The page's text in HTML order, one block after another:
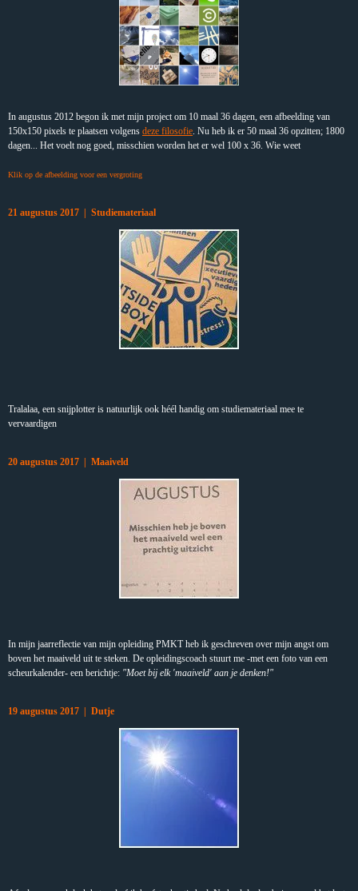
In augustus 2012 begon ik met mijn project om 10 maal 36 dagen, een afbeelding van
150x150 pixels te plaatsen volgens deze filosofie. Nu heb ik er 50 maal 36 opzitten; 1800
dagen... Het voelt nog goed, misschien worden het er wel 100 x 36. Wie weet
Klik op de afbeelding voor een vergroting
21 augustus 2017 | Studiemateriaal
Tralalaa, een snijplotter is natuurlijk ook héél handig om studiemateriaal mee te
vervaardigen
20 augustus 2017 | Maaiveld
In mijn jaarreflectie van mijn opleiding PMKT heb ik geschreven over mijn angst om
boven het maaiveld uit te steken. De opleidingscoach stuurt me -met een foto van een
scheurkalender- een berichtje: "Moet bij elk 'maaiveld' aan je denken!"
19 augustus 2017 | Dutje